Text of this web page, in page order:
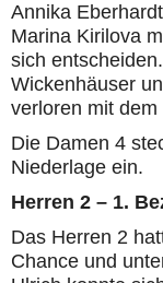
Annika
Marina Kirilova
sich
Wickenhäuser
verloren mit
Die Damen 4
Niederlage ein.
Herren 2 – 1.
Das Herren 2
Chance und